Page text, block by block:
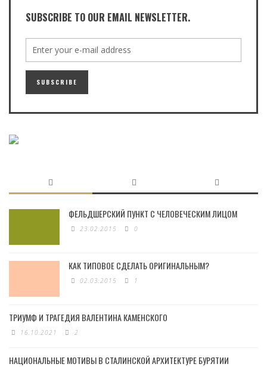
SUBSCRIBE TO OUR EMAIL NEWSLETTER.
ФЕЛЬДШЕРСКИЙ ПУНКТ С ЧЕЛОВЕЧЕСКИМ ЛИЦОМ
23.02.2015 0
КАК ТИПОВОЕ СДЕЛАТЬ ОРИГИНАЛЬНЫМ?
02.03.2015 1
ТРИУМФ И ТРАГЕДИЯ ВАЛЕНТИНА КАМЕНСКОГО
16.10.2021 2
НАЦИОНАЛЬНЫЕ МОТИВЫ В СТАЛИНСКОЙ АРХИТЕКТУРЕ БУРЯТИИ